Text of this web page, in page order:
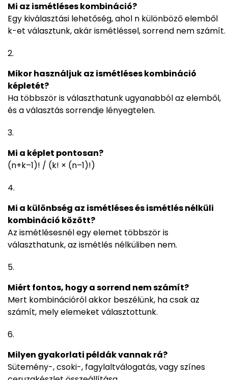
Mi az ismétléses kombináció?
Egy kiválasztási lehetőség, ahol n különböző elemből
k-et választunk, akár ismétléssel, sorrend nem számít.
Mikor használjuk az ismétléses kombináció
képletét?
Ha többször is választhatunk ugyanabból az elemből,
és a választás sorrendje lényegtelen.
Mi a képlet pontosan?
(n+k–1)! / (k! × (n–1)!)
Mi a különbség az ismétléses és ismétlés nélküli
kombináció között?
Az ismétlésesnél egy elemet többször is
választhatunk, az ismétlés nélküliben nem.
Miért fontos, hogy a sorrend nem számít?
Mert kombinációról akkor beszélünk, ha csak az
számít, mely elemeket választottunk.
Milyen gyakorlati példák vannak rá?
Sütemény-, csoki-, fagylaltválogatás, vagy színes